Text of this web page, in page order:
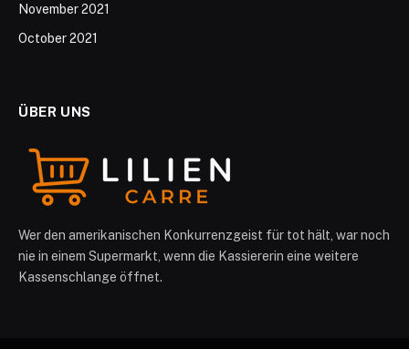
November 2021
October 2021
ÜBER UNS
Wer den amerikanischen Konkurrenzgeist für tot hält, war noch
nie in einem Supermarkt, wenn die Kassiererin eine weitere
Kassenschlange öffnet.